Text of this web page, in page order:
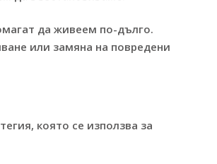
да живеем по-дълго.
или замяна на повредени
която се използва за